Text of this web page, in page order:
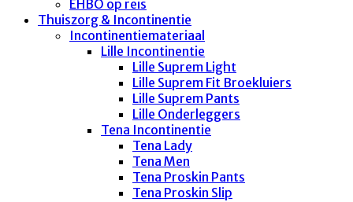
EHBO op reis
Thuiszorg & Incontinentie
Incontinentiemateriaal
Lille Incontinentie
Lille Suprem Light
Lille Suprem Fit Broekluiers
Lille Suprem Pants
Lille Onderleggers
Tena Incontinentie
Tena Lady
Tena Men
Tena Proskin Pants
Tena Proskin Slip